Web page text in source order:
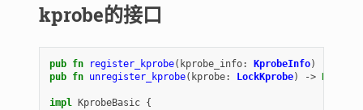
kprobe的接口
pub fn register_kprobe( kprobe_info: KprobeInfo)
pub fn unregister_kprobe( kprobe: LockKprobe) ->
impl KprobeBasic {